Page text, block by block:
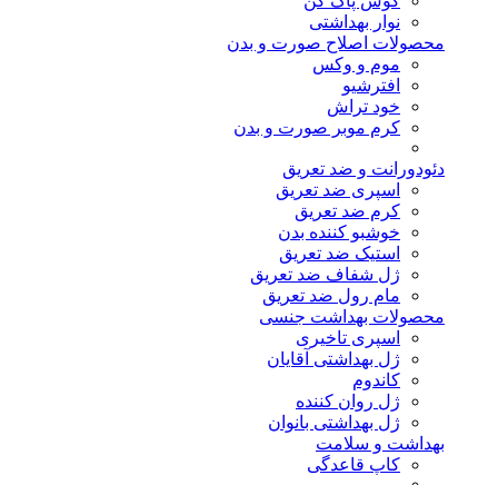
نوار بهداشتی
محصولات اصلاح صورت و بدن
موم و وکس
افترشیو
خود تراش
کرم موبر صورت و بدن
دئودورانت و ضد تعریق
اسپری ضد تعریق
کرم ضد تعریق
خوشبو کننده بدن
استیک ضد تعریق
ژل شفاف ضد تعریق
مام رول ضد تعریق
محصولات بهداشت جنسی
اسپری تاخیری
ژل بهداشتی آقایان
کاندوم
ژل روان کننده
ژل بهداشتی بانوان
بهداشت و سلامت
کاپ قاعدگی